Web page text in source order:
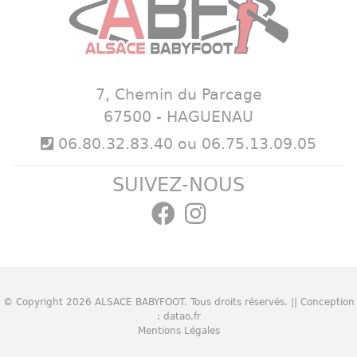
7, Chemin du Parcage
67500 - HAGUENAU
06.80.32.83.40 ou 06.75.13.09.05
SUIVEZ-NOUS
© Copyright 2026 ALSACE BABYFOOT. Tous droits réservés. || Conception
: datao.fr
Mentions Légales